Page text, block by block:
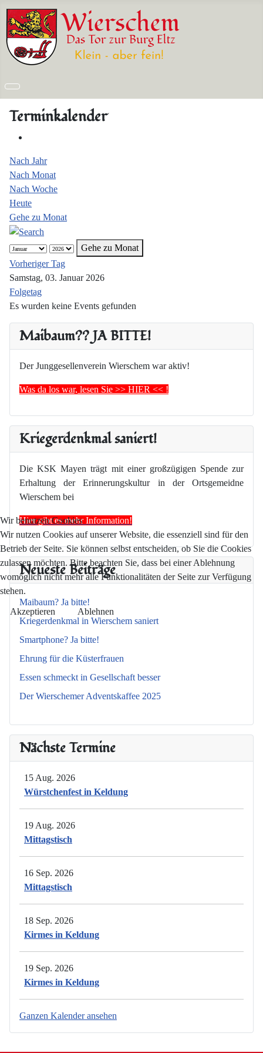
Maibaum?? JA BITTE!
Der Junggesellenverein Wierschem war aktiv!
Was da los war, lesen Sie >> HIER << !
Kriegerdenkmal saniert!
Die KSK Mayen trägt mit einer großzügigen Spende zur
Erhaltung der Erinnerungskultur in der Ortsgemeidne
Wierschem bei
Hier gibt es mehr Information!
Neueste Beiträge
Maibaum? Ja bitte!
Kriegerdenkmal in Wierschem saniert
Smartphone? Ja bitte!
Ehrung für die Küsterfrauen
Essen schmeckt in Gesellschaft besser
Der Wierschemer Adventskaffee 2025
Nächste Termine
15 Aug. 2026
Würstchenfest in Keldung
19 Aug. 2026
Mittagstisch
16 Sep. 2026
Mittagstisch
18 Sep. 2026
Kirmes in Keldung
19 Sep. 2026
Kirmes in Keldung
Ganzen Kalender ansehen
Terminkalender
Nach Jahr
Nach Monat
Nach Woche
Heute
Gehe zu Monat
Gehe zu Monat
Vorheriger Tag
Samstag, 03. Januar 2026
Folgetag
Es wurden keine Events gefunden
Wir benutzen Cookies
Wir nutzen Cookies auf unserer Website, die essenziell sind für den
Betrieb der Seite. Sie können selbst entscheiden, ob Sie die Cookies
zulassen möchten. Bitte beachten Sie, dass bei einer Ablehnung
womöglich nicht mehr alle Funktionalitäten der Seite zur Verfügung
stehen.
Akzeptieren Ablehnen